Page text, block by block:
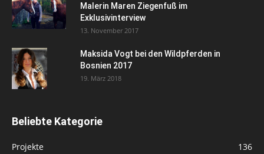
Malerin Maren Ziegenfuß im
Exklusivinterview
13. November 2017
Maksida Vogt bei den Wildpferden in
Bosnien 2017
19. März 2018
Beliebte Kategorie
Projekte
136